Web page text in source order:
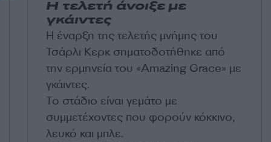
Η τελετή άνοιξε με
γκάιντες
Η έναρξη της τελετής μνήμης του
Τσάρλι Κερκ σηματοδοτήθηκε από
την ερμηνεία του «Amazing Grace» με
γκάιντες.
Το στάδιο είναι γεμάτο με
συμμετέχοντες που φορούν κόκκινο,
λευκό και μπλε.